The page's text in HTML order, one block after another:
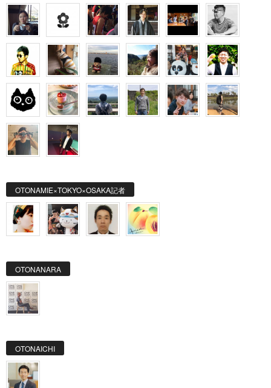
OTONAMIE×TOKYO×OSAKA記者
OTONANARA
OTONAICHI